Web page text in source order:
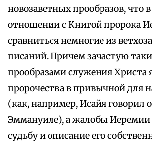
новозаветных прообразов, что
отношении с Книгой пророка
сравниться немногие из
писаний. Причем зачастую
прообразами служения Христа
пророчества в привычной для
(как, например, Исайя говорил
Эммануиле), а жалобы Иеремии
судьбу и описание его